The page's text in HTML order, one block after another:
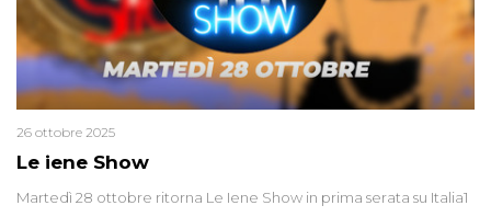
Le iene Show
26 ottobre 2025
Martedì 28 ottobre ritorna Le Iene Show in prima serata su Italia1